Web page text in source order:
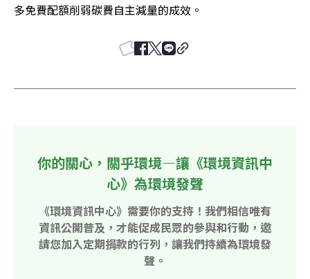
多免費配額削弱碳費自主減量的成效。
你的關心，關乎環境—讓《環境資訊中
心》為環境發聲
《環境資訊中心》需要你的支持！我們相信唯有
資訊公開普及，才能促成民眾的參與和行動，邀
請您加入定期捐款的行列，讓我們持續為環境發
聲。